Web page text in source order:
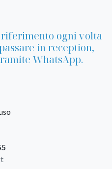
ogni volta
in reception,
WhatsApp.